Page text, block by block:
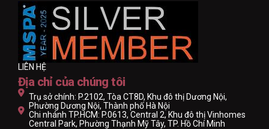
LIÊN HỆ
Địa chỉ của chúng tôi
Trụ sở chính: P.2102, Tòa CT8D, Khu đô thị Dương Nội,
Phường Dương Nội, Thành phố Hà Nội
Chi nhánh TP.HCM: P.0613, Central 2, Khu đô thị Vinhomes
Central Park, Phường Thạnh Mỹ Tây, TP. Hồ Chí Minh